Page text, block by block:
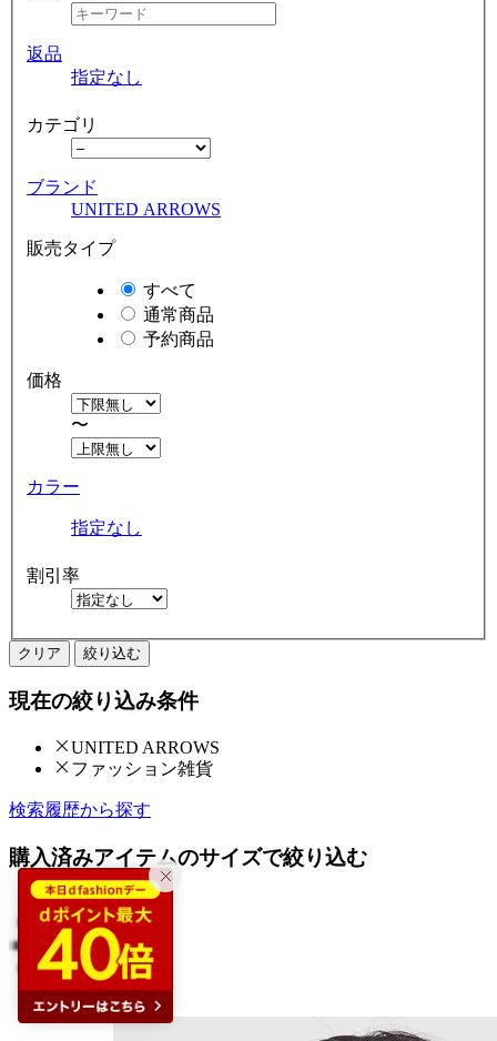
返品
指定なし
カテゴリ
ブランド
UNITED ARROWS
販売タイプ
すべて
通常商品
予約商品
価格
〜
カラー
指定なし
割引率
クリア 絞り込む
現在の絞り込み条件
UNITED ARROWS
ファッション雑貨
検索履歴から探す
購入済みアイテムのサイズで絞り込む